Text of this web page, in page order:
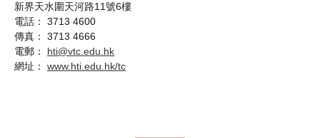
新界天水圍天河路11號6樓
電話： 3713 4600
傳真： 3713 4666
電郵： hti@vtc.edu.hk
網址： www.hti.edu.hk/tc